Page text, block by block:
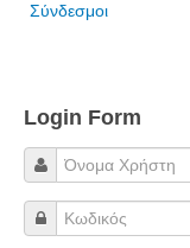
Σύνδεσμοι
Login Form